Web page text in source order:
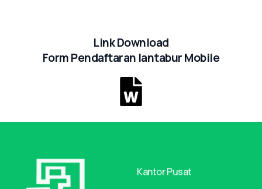
Link Download
Form Pendaftaran lantabur Mobile
Kantor Pusat